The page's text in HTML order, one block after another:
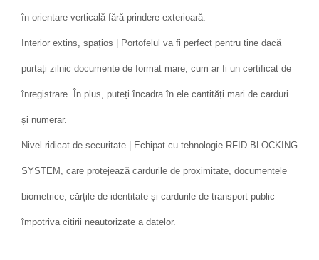
în orientare verticală fără prindere exterioară.
Interior extins, spațios | Portofelul va fi perfect pentru tine dacă
purtați zilnic documente de format mare, cum ar fi un certificat de
înregistrare. În plus, puteți încadra în ele cantități mari de carduri
și numerar.
Nivel ridicat de securitate | Echipat cu tehnologie RFID BLOCKING
SYSTEM, care protejează cardurile de proximitate, documentele
biometrice, cărțile de identitate și cardurile de transport public
împotriva citirii neautorizate a datelor.